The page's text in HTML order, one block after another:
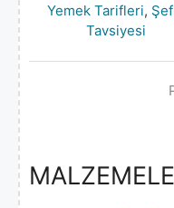
Yemek Tarifleri,
Tavsiyesi